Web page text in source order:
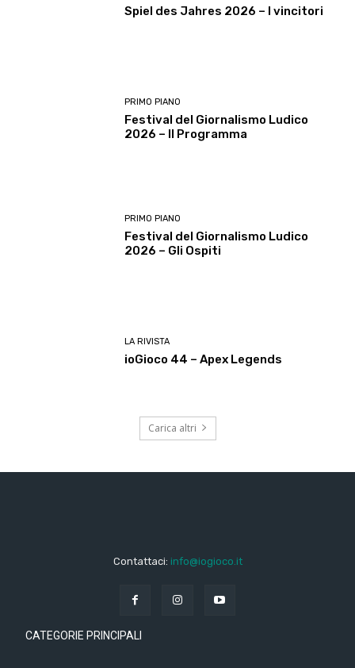
Spiel des Jahres 2026 – I vincitori
PRIMO PIANO
Festival del Giornalismo Ludico
2026 – Il Programma
PRIMO PIANO
Festival del Giornalismo Ludico
2026 – Gli Ospiti
LA RIVISTA
ioGioco 44 – Apex Legends
Carica altri
Contattaci: info@iogioco.it
CATEGORIE PRINCIPALI